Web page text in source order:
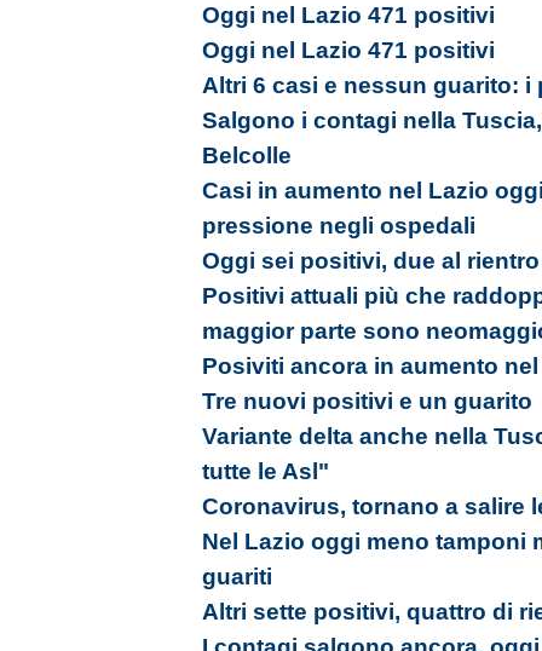
Oggi nel Lazio 471 positivi
Oggi nel Lazio 471 positivi
Altri 6 casi e nessun guarito:
Salgono i contagi nella
Belcolle
Casi in aumento nel Lazio
pressione negli ospedali
Oggi sei positivi, due al
Positivi attuali più che
maggior parte sono
Posiviti ancora in aumento
Tre nuovi positivi e un guarito
Variante delta anche nella
tutte le Asl"
Coronavirus, tornano a salire
Nel Lazio oggi meno tamponi
guariti
Altri sette positivi, quattro di